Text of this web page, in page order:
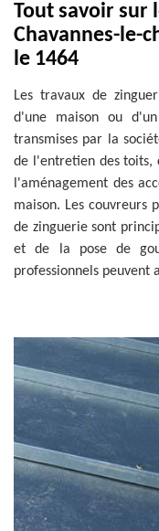
Tout savoir sur
Chavannes-le-
le 1464
Les travaux de
d'une maison ou
transmises par la
de l'entretien des toits,
l'aménagement des
maison. Les couvreurs
de zinguerie sont
et de la pose de
professionnels peuvent